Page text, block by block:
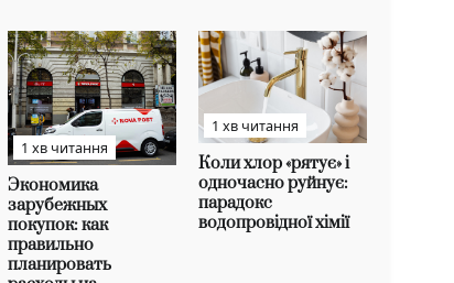
1 хв читання
Экономика
зарубежных
покупок: как
правильно
планировать
1 хв читання
Коли хлор «рятує» і
одночасно руйнує:
парадокс
водопровідної хімії